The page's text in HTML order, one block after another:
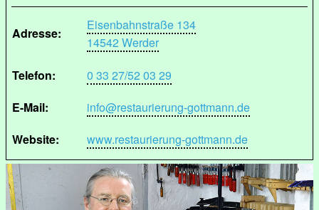
Adresse:
Eisenbahnstraße 134
14542 Werder
Telefon:
0 33 27/52 03 29
E-Mail:
info@restaurierung-gottmann.de
Website:
www.restaurierung-gottmann.de